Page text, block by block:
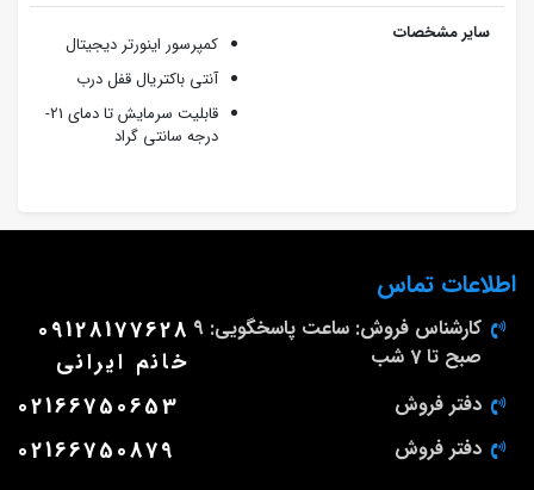
سایر مشخصات
کمپرسور اینورتر دیجیتال
آنتی باکتریال قفل درب
قابلیت سرمایش تا دمای 21-
درجه سانتی گراد
اطلاعات تماس
کارشناس فروش: ساعت پاسخگویی: 9
صبح تا 7 شب
09128177628
خانم ایرانی
دفتر فروش 02166750653
دفتر فروش 02166750879